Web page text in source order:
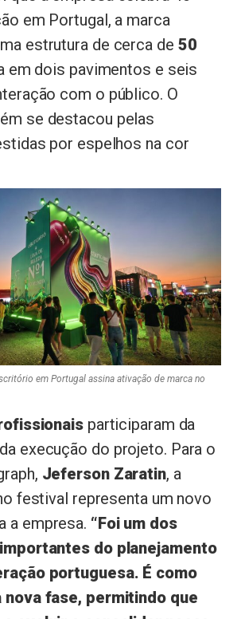
em Portugal, a marca
estrutura de cerca de 50
em dois pavimentos e seis
com o público. O
se destacou pelas
por espelhos na cor
em Portugal assina ativação de marca no
participaram da
execução do projeto. Para o
Jeferson Zaratin, a
festival representa um novo
a empresa. “Foi um dos
do planejamento
portuguesa. É como
nova fase, permitindo que